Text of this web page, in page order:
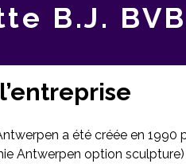
B.J.
a été créée en 1990
Antwerpen option